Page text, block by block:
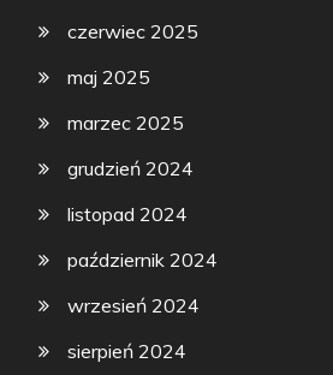
czerwiec 2025
maj 2025
marzec 2025
grudzień 2024
listopad 2024
październik 2024
wrzesień 2024
sierpień 2024